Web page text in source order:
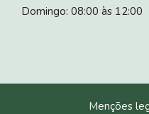
Domingo: 08:00 às 12:00
Menções